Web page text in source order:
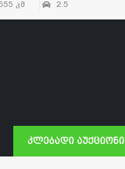
კმ 2.5
კლებადი აუქციონი